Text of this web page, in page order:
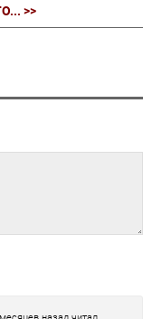
>>